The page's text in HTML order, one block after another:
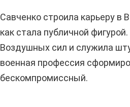
Савченко строила карьеру в
как стала публичной
Воздушных сил и служила
военная профессия
бескомпромиссный.